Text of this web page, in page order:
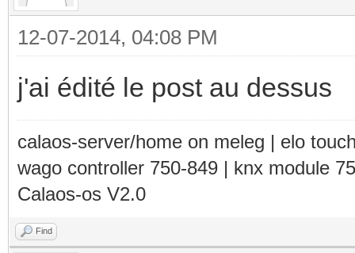
12-07-2014, 04:08 PM
j'ai édité le post au dessus
calaos-server/home on meleg | elo
wago controller 750-849 | knx module
Calaos-os V2.0
Find